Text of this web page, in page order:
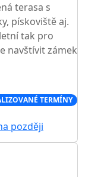
terasa s
pískoviště aj.
tak pro
navštívit zámek
TERMÍNY
později